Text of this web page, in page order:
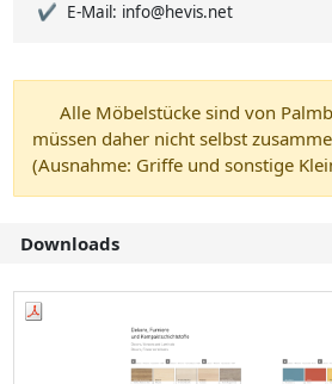
E-Mail: info@hevis.net
Alle Möbelstücke sind von
müssen daher nicht selbst
(Ausnahme: Griffe und sonstige
Downloads